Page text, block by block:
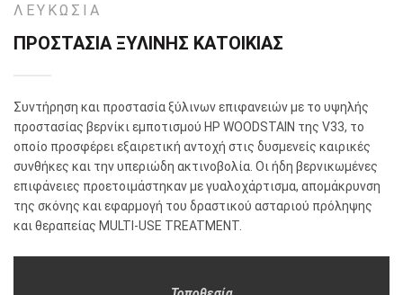
ΛΕΥΚΩΣΙΑ
ΠΡΟΣΤΑΣΙΑ ΞΥΛΙΝΗΣ ΚΑΤΟΙΚΙΑΣ
Συντήρηση και προστασία ξύλινων επιφανειών με το υψηλής
προστασίας βερνίκι εμποτισμού HP WOODSTAIN της V33, το
οποίο προσφέρει εξαιρετική αντοχή στις δυσμενείς καιρικές
συνθήκες και την υπεριώδη ακτινοβολία. Οι ήδη βερνικωμένες
επιφάνειες προετοιμάστηκαν με γυαλοχάρτισμα, απομάκρυνση
της σκόνης και εφαρμογή του δραστικού ασταριού πρόληψης
και θεραπείας MULTI-USE TREATMENT.